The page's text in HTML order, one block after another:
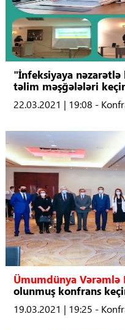
"İnfeksiyaya
təlim məşğələləri
22.03.2021 | 19:08 -
Ümumdünya Vərəmlə
olunmuş konfrans
19.03.2021 | 19:25 -